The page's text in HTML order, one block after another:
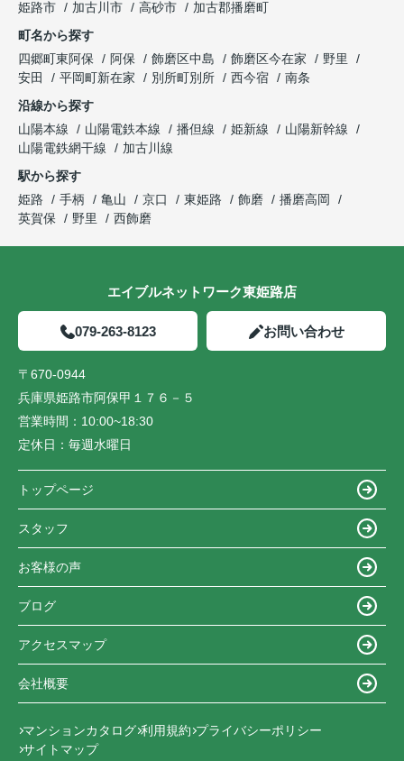
姫路市
加古川市 高砂市
加古郡播磨町
町名から探す
四郷町東阿保
阿保 飾磨区中島 飾磨区今在家
野里
安田
平岡町新在家 別所町別所 西今宿
南条
沿線から探す
山陽本線
山陽電鉄本線 播但線 姫新線
山陽新幹線
山陽電鉄網干線
加古川線
駅から探す
姫路
手柄 亀山 京口 東姫路 飾磨
播磨高岡
英賀保
野里 西飾磨
エイブルネットワーク東姫路店
079-263-8123 お問い合わせ
〒670-0944
兵庫県姫路市阿保甲１７６－５
営業時間： 10:00~18:30
定休日： 毎週水曜日
トップページ
スタッフ
お客様の声
ブログ
アクセスマップ
会社概要
マンションカタログ 利用規約 プライバシーポリシー
サイトマップ